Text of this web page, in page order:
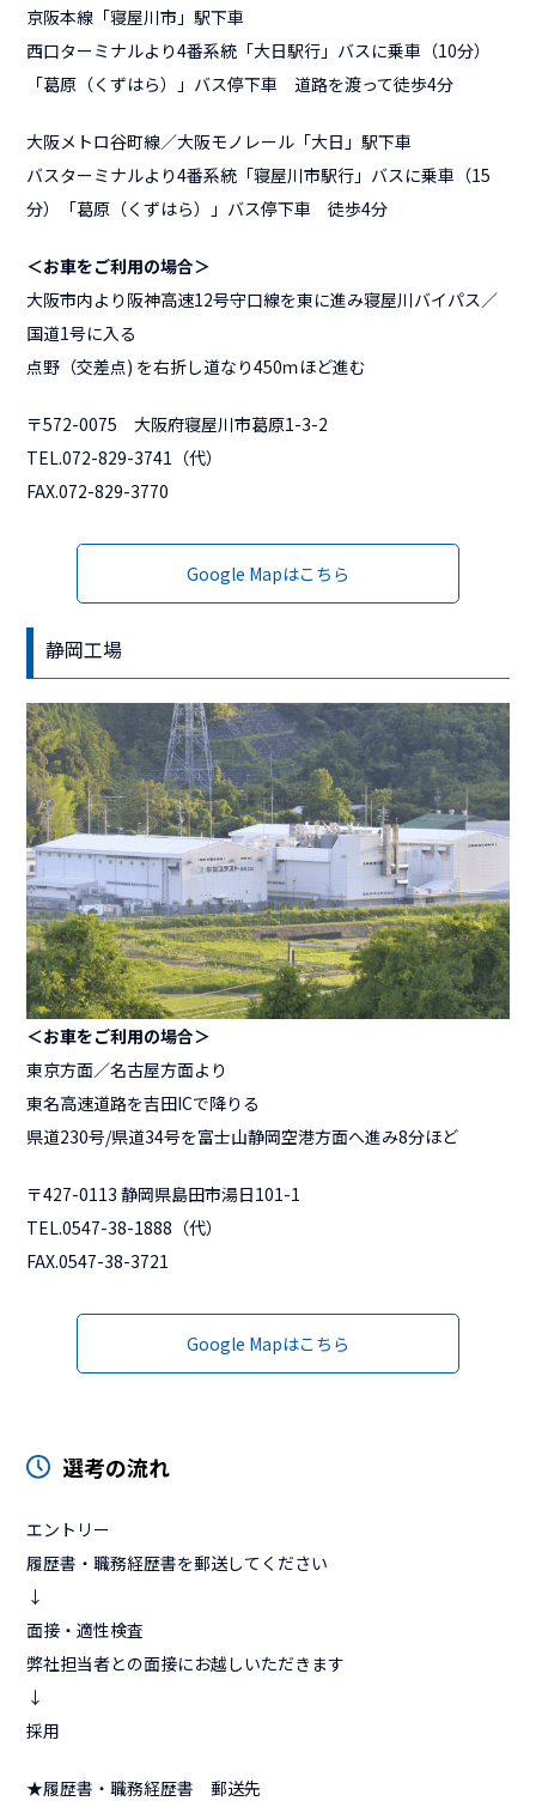
京阪本線「寝屋川市」駅下車
西口ターミナルより4番系統「大日駅行」バスに乗車（10分）
「葛原（くずはら）」バス停下車 道路を渡って徒歩4分
大阪メトロ谷町線／大阪モノレール「大日」駅下車
バスターミナルより4番系統「寝屋川市駅行」バスに乗車（15
分）「葛原（くずはら）」バス停下車 徒歩4分
＜お車をご利用の場合＞
大阪市内より阪神高速12号守口線を東に進み寝屋川バイパス／
国道1号に入る
点野（交差点) を右折し道なり450ｍほど進む
〒572-0075 大阪府寝屋川市葛原1-3-2
TEL.072-829-3741（代）
FAX.072-829-3770
Google Mapはこちら
静岡工場
＜お車をご利用の場合＞
東京方面／名古屋方面より
東名高速道路を吉田ICで降りる
県道230号/県道34号を富士山静岡空港方面へ進み8分ほど
〒427-0113 静岡県島田市湯日101-1
TEL.0547-38-1888（代）
FAX.0547-38-3721
Google Mapはこちら
選考の流れ
エントリー
履歴書・職務経歴書を郵送してください
↓
面接・適性検査
弊社担当者との面接にお越しいただきます
↓
採用
★履歴書・職務経歴書 郵送先